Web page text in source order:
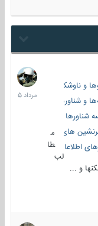
و ناوشکن‌ها
و شناورهای گشتی
های دریایی
اطلاعاتی و جاسوسی
طا
لب
و ...
2
مرداد
1405